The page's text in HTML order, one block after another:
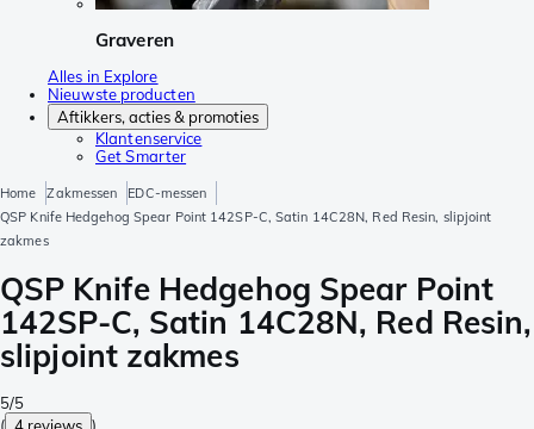
Graveren
Alles in Explore
Nieuwste producten
Aftikkers, acties & promoties
Klantenservice
Get Smarter
Home Zakmessen
EDC-messen
QSP Knife Hedgehog Spear Point 142SP-C, Satin 14C28N, Red Resin, slipjoint
zakmes
QSP Knife Hedgehog Spear Point
142SP-C, Satin 14C28N, Red Resin,
slipjoint zakmes
5/5